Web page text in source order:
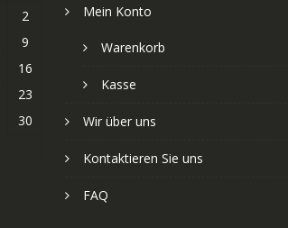
2
9
16
23
30
Mein Konto
Warenkorb
Kasse
Wir über uns
Kontaktieren Sie uns
FAQ